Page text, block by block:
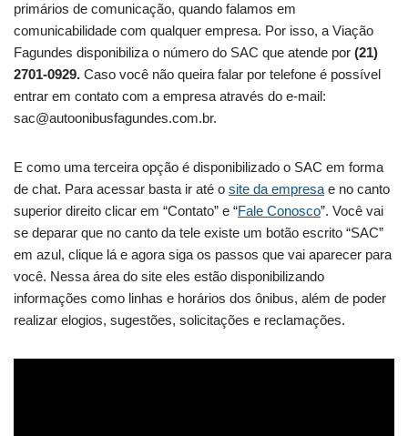
primários de comunicação, quando falamos em
comunicabilidade com qualquer empresa. Por isso, a Viação
Fagundes disponibiliza o número do SAC que atende por (21)
2701-0929. Caso você não queira falar por telefone é possível
entrar em contato com a empresa através do e-mail:
sac@autoonibusfagundes.com.br.
E como uma terceira opção é disponibilizado o SAC em forma
de chat. Para acessar basta ir até o site da empresa e no canto
superior direito clicar em “Contato” e “Fale Conosco”. Você vai
se deparar que no canto da tele existe um botão escrito “SAC”
em azul, clique lá e agora siga os passos que vai aparecer para
você. Nessa área do site eles estão disponibilizando
informações como linhas e horários dos ônibus, além de poder
realizar elogios, sugestões, solicitações e reclamações.